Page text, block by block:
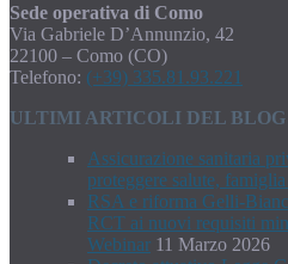
Sede operativa di Como
Via Gabriele D’Annunzio, 42
22100 – Como (CO)
Telefono: (+39) 335.81.93.221
ULTIMI ARTICOLI DEL BLOG
Assicurazione sanitaria
proteggere salute,
RSA e riforma Gelli-
RCT ai nuovi requisiti
Webinar 11 Marzo 2026